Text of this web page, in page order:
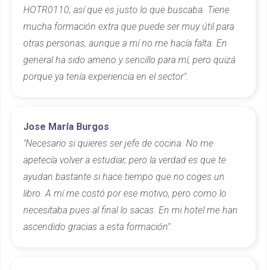
HOTR0110, así que es justo lo que buscaba. Tiene
mucha formación extra que puede ser muy útil para
otras personas, aunque a mí no me hacía falta. En
general ha sido ameno y sencillo para mí, pero quizá
porque ya tenía experiencia en el sector".
Jose María Burgos
"Necesario si quieres ser jefe de cocina. No me
apetecía volver a estudiar, pero la verdad es que te
ayudan bastante si hace tiempo que no coges un
libro. A mí me costó por ese motivo, pero como lo
necesitaba pues al final lo sacas. En mi hotel me han
ascendido gracias a esta formación".